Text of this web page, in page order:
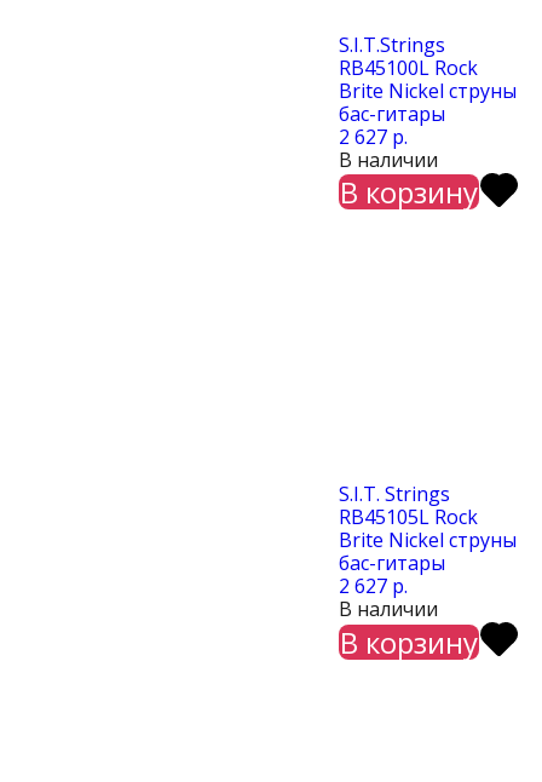
S.I.T.Strings
RB45100L Rock
Brite Nickel струны
бас-гитары
2 627 р.
В наличии
В корзину
S.I.T. Strings
RB45105L Rock
Brite Nickel струны
бас-гитары
2 627 р.
В наличии
В корзину